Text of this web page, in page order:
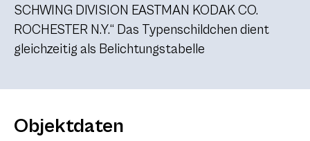
SCHWING DIVISION EASTMAN KODAK CO.
ROCHESTER N.Y.“ Das Typenschildchen dient
gleichzeitig als Belichtungstabelle
Objektdaten